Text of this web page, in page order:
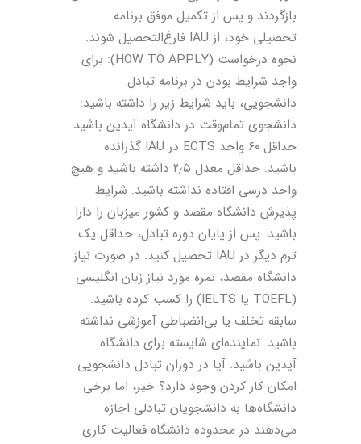
بازگردند و پس از تکمیل موفق برنامه
تحصیلی خود، از IAU فارغ‌التحصیل شوند.
نحوه درخواست (HOW TO APPLY): برای
واجد شرایط بودن در برنامه تبادل
دانشجویی، باید شرایط زیر را داشته باشید:
دانشجوی تمام‌وقت در دانشگاه آیدین باشید.
حداقل ۶۰ واحد ECTS در IAU گذرانده
باشید. حداقل معدل ۲٫۵ داشته باشید و هیچ
واحد درسی افتاده نداشته باشید. شرایط
پذیرش دانشگاه مقصد و کشور میزبان را دارا
باشید. پس از پایان دوره تبادل، حداقل یک
ترم دیگر در IAU تحصیل کنید. در صورت نیاز
دانشگاه مقصد، نمره مورد نیاز زبان انگلیسی
(TOEFL یا IELTS) را کسب کرده باشید.
سابقه تخلف یا بی‌انضباطی آموزشی نداشته
باشید. نماینده‌ای شایسته برای دانشگاه
آیدین باشید. آیا در دوران تبادل دانشجویی
امکان کار کردن وجود دارد؟ خیر، اما برخی
دانشگاه‌ها به دانشجویان تبادلی اجازه
می‌دهند در محدوده دانشگاه فعالیت کاری